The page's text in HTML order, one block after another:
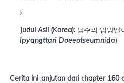
Judul Asli (Korea): 남주의 입양딸
Ipyangttari Doeeotseumnida)
Cerita ini lanjutan dari chapter 160